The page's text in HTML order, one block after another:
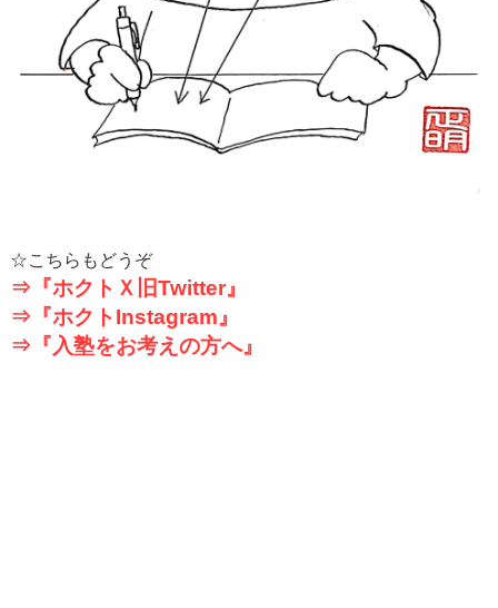
☆こちらもどうぞ
⇒『ホクトＸ旧Twitter 』
⇒『ホクトInstagram 』
⇒『入塾をお考えの方へ』